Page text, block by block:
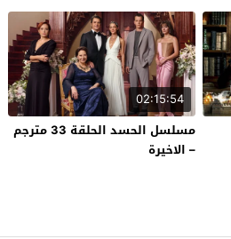
02:15:54
مسلسل الحسد الحلقة 33 مترجم
– الاخيرة